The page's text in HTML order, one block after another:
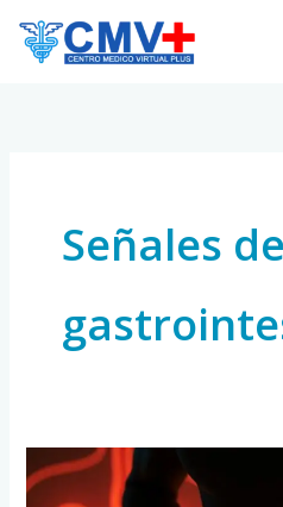
Señales
Cómo
Saber